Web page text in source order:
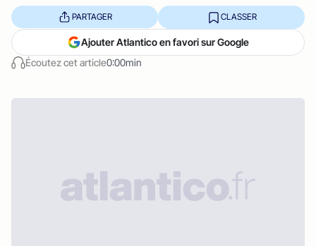
Écoutez cet article0:00min
PARTAGER CLASSER
Ajouter Atlantico en favori sur Google